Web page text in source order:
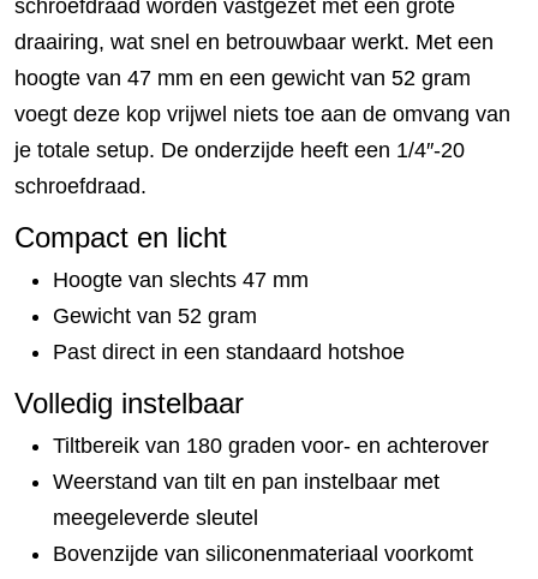
schroefdraad worden vastgezet met een grote
draairing, wat snel en betrouwbaar werkt. Met een
hoogte van 47 mm en een gewicht van 52 gram
voegt deze kop vrijwel niets toe aan de omvang van
je totale setup. De onderzijde heeft een 1/4″-20
schroefdraad.
Compact en licht
Hoogte van slechts 47 mm
Gewicht van 52 gram
Past direct in een standaard hotshoe
Volledig instelbaar
Tiltbereik van 180 graden voor- en achterover
Weerstand van tilt en pan instelbaar met
meegeleverde sleutel
Bovenzijde van siliconenmateriaal voorkomt